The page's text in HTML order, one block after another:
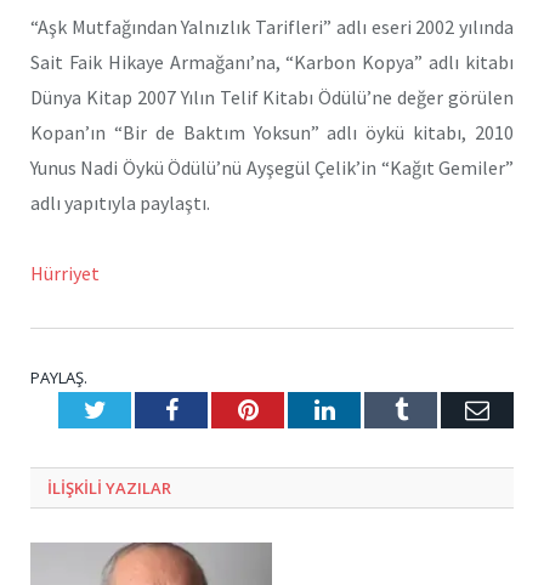
“Aşk Mutfağından Yalnızlık Tarifleri” adlı eseri 2002 yılında
Sait Faik Hikaye Armağanı’na, “Karbon Kopya” adlı kitabı
Dünya Kitap 2007 Yılın Telif Kitabı Ödülü’ne değer görülen
Kopan’ın “Bir de Baktım Yoksun” adlı öykü kitabı, 2010
Yunus Nadi Öykü Ödülü’nü Ayşegül Çelik’in “Kağıt Gemiler”
adlı yapıtıyla paylaştı.
Hürriyet
PAYLAŞ.
TwitterFacebookPinterestLinkedInTumblr E-
ILIŞKILI YAZILAR